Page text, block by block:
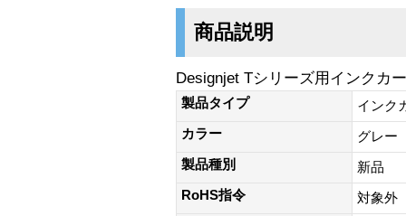
商品説明
Designjet Tシリーズ用インクカ
製品タイプ
インク
カラー
グレー
製品種別
新品
RoHS指令
対象外